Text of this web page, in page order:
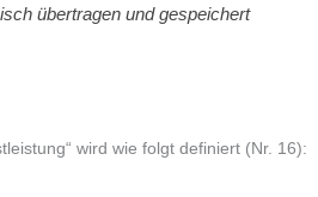
übertragen und gespeichert
wird wie folgt definiert (Nr. 16):